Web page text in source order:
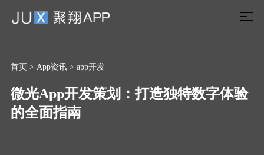
首页 > App资讯> app开发
微光App开发策划：打造独特数字体验
的全面指南